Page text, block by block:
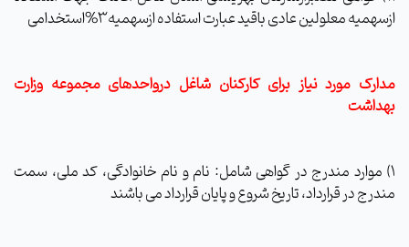
ازسهمیه معلولین عادی باقید عبارت استفاده ازسهمیه3%استخدامی
مدارک مورد نیاز برای کارکنان شاغل درواحدهای مجموعه وزارت
بهداشت
1) موارد مندرج در گواهی شامل: نام و نام خانوادگی، کد ملی، سمت
مندرج در قرارداد، تاریخ شروع و پایان قرارداد می باشند